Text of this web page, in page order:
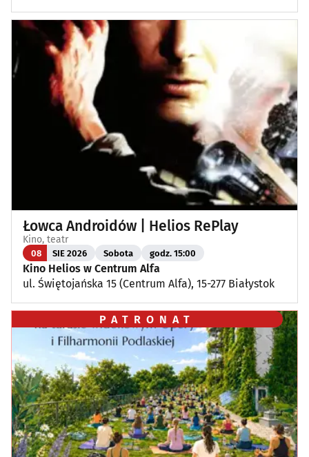
Łowca Androidów | Helios RePlay
Kino, teatr
08 SIE 2026 Sobota godz. 15:00
Kino Helios w Centrum Alfa
ul. Świętojańska 15 (Centrum Alfa), 15-277 Białystok
PATRONAT